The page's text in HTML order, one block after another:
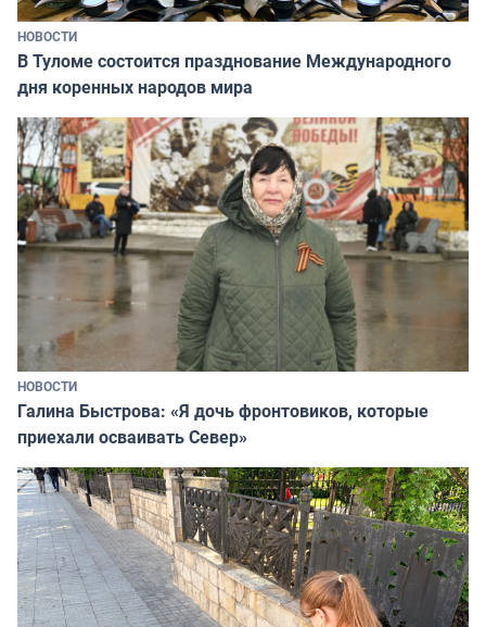
НОВОСТИ
В Туломе состоится празднование Международного
дня коренных народов мира
НОВОСТИ
Галина Быстрова: «Я дочь фронтовиков, которые
приехали осваивать Север»